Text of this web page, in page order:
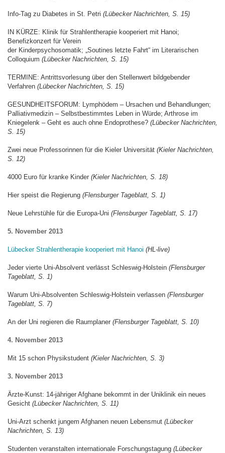
Info-Tag zu Diabetes in St. Petri (Lübecker Nachrichten, S. 15)
IN KÜRZE: Klinik für Strahlentherapie kooperiert mit Hanoi;
Benefizkonzert für Verein
der Kinderpsychosomatik; „Soutines letzte Fahrt“ im Literarischen
Colloquium (Lübecker Nachrichten, S. 15)
TERMINE: Antrittsvorlesung über den Stellenwert bildgebender
Verfahren (Lübecker Nachrichten, S. 15)
GESUNDHEITSFORUM: Lymphödem – Ursachen und Behandlungen;
Palliativmedizin – Selbstbestimmtes Leben in Würde; Arthrose im
Kniegelenk – Geht es auch ohne Endoprothese? (Lübecker Nachrichten,
S. 15)
Zwei neue Professorinnen für die Kieler Universität (Kieler Nachrichten,
S. 12)
4000 Euro für kranke Kinder (Kieler Nachrichten, S. 18)
Hier speist die Regierung (Flensburger Tageblatt, S. 1)
Neue Lehrstühle für die Europa-Uni (Flensburger Tageblatt, S. 17)
5. November 2013
Lübecker Strahlentherapie kooperiert mit Hanoi (HL-live)
Jeder vierte Uni-Absolvent verlässt Schleswig-Holstein (Flensburger
Tageblatt, S. 1)
Warum Uni-Absolventen Schleswig-Holstein verlassen (Flensburger
Tageblatt, S. 7)
An der Uni regieren die Raumplaner (Flensburger Tageblatt, S. 10)
4. November 2013
Mit 15 schon Physikstudent (Kieler Nachrichten, S. 3)
3. November 2013
Ärzte-Kunst: 14-jähriger Afghane bekommt in der Uniklinik ein neues
Gesicht (Lübecker Nachrichten, S. 11)
Uni-Arzt schenkt jungem Afghanen neuen Lebensmut (Lübecker
Nachrichten, S. 13)
Studenten veranstalten internationale Forschungstagung (Lübecker